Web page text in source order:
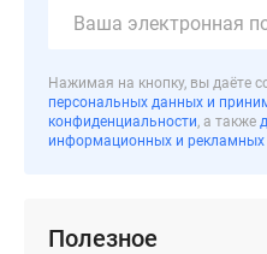
новостроек
застройщиком
Rutube
Поиск
Москве
Нажимая на кнопку, вы даёте
персональных данных и
конфиденциальности, а также
информационных и рекламных
Полезное